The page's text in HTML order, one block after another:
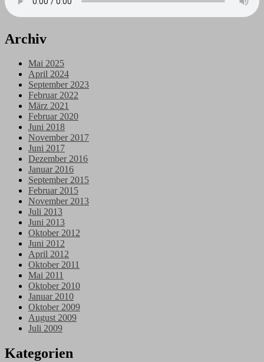
Archiv
Mai 2025
April 2024
September 2023
Februar 2022
März 2021
Februar 2020
Juni 2018
November 2017
Juni 2017
Dezember 2016
Januar 2016
September 2015
Februar 2015
November 2013
Juli 2013
Juni 2013
Oktober 2012
Juni 2012
April 2012
Oktober 2011
Mai 2011
Oktober 2010
Januar 2010
Oktober 2009
August 2009
Juli 2009
Kategorien